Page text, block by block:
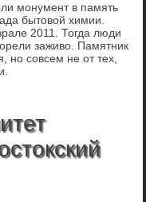
монумент в память
бытовой химии.
2011. Тогда люди
заживо. Памятник
но совсем не от тех,